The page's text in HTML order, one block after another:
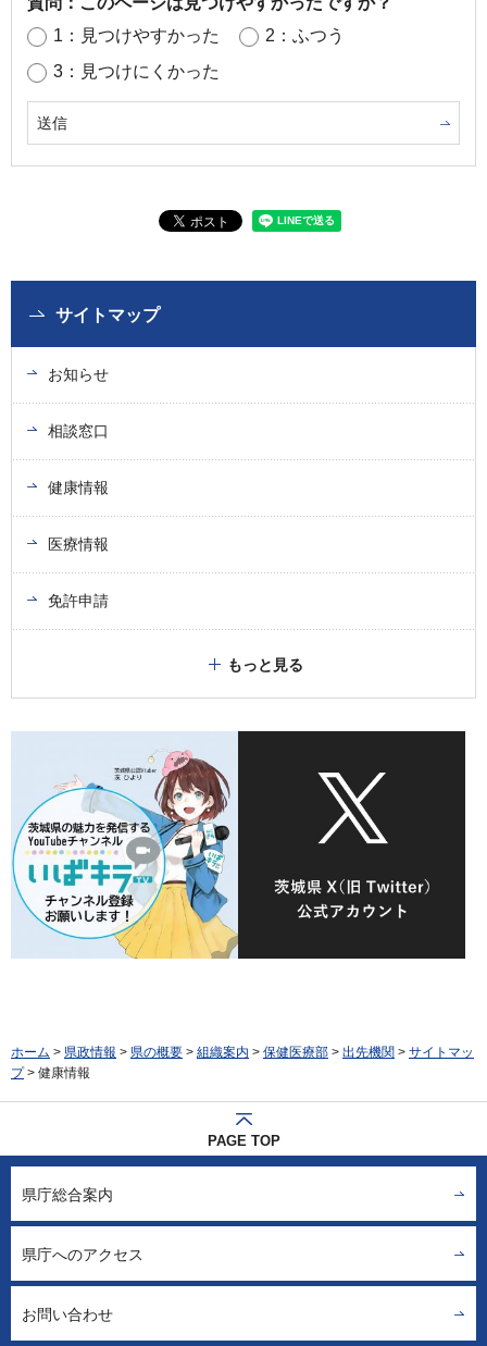
1：見つけやすかった
2：ふつう
3：見つけにくかった
サイトマップ
お知らせ
相談窓口
健康情報
医療情報
免許申請
もっと見る
ホーム > 県政情報 > 県の概要 > 組織案内 > 保健医療部 > 出先機関 > サイトマッ
プ> 健康情報
PAGE TOP
県庁総合案内
県庁へのアクセス
お問い合わせ